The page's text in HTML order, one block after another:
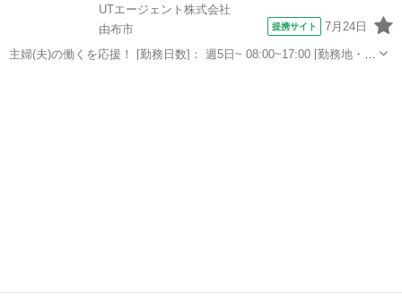
UTエージェント株式会社
由布市
提携サイト 7月24日
主婦(夫)の働くを応援！ [勤務日数]： 週5日~ 08:00~17:00 [勤務地・最